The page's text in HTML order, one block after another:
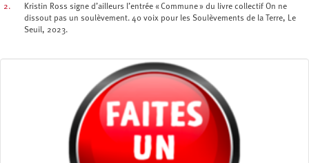
2.
Kristin Ross signe d’ailleurs l’entrée « Commune » du livre collectif On ne
dissout pas un soulèvement. 40 voix pour les Soulèvements de la Terre, Le
Seuil, 2023.